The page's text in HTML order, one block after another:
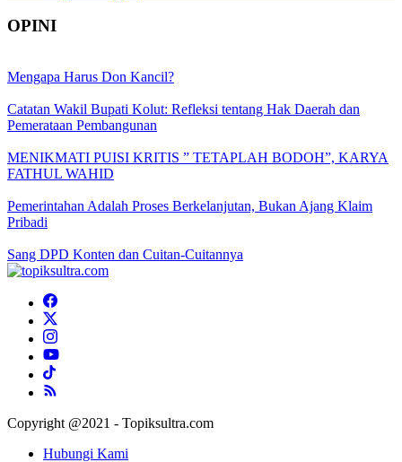
OPINI
Mengapa Harus Don Kancil?
Catatan Wakil Bupati Kolut: Refleksi tentang Hak Daerah dan
Pemerataan Pembangunan
MENIKMATI PUISI KRITIS ” TETAPLAH BODOH”, KARYA
FATHUL WAHID
Pemerintahan Adalah Proses Berkelanjutan, Bukan Ajang Klaim
Pribadi
Sang DPD Konten dan Cuitan-Cuitannya
Copyright @2021 - Topiksultra.com
Hubungi Kami